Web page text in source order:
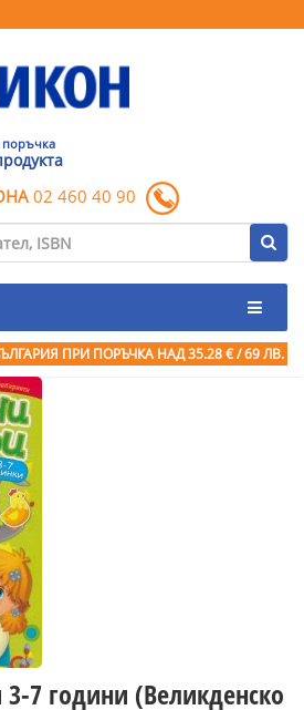
поръчка
02 460 40 90
ПРИ ПОРЪЧКА НАД 35.28 € / 69 ЛВ.
7 години (Великденско